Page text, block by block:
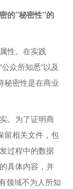
的”秘密性”的
性。在实践
众所知悉”以及
秘密性是在商业
。为了证明商
留相关文件，包
过程中的数据
具体内容，并
领域不为人所知